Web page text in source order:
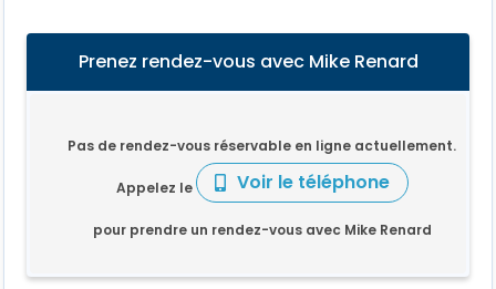
Prenez rendez-vous avec Mike Renard
Pas de rendez-vous réservable en ligne actuellement.
Appelez le Voir le téléphone
pour prendre un rendez-vous avec Mike Renard